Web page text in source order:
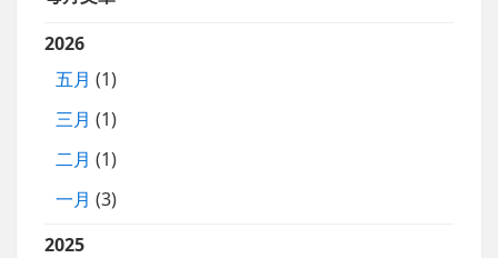
2026
五月 (1)
三月 (1)
二月 (1)
一月 (3)
2025